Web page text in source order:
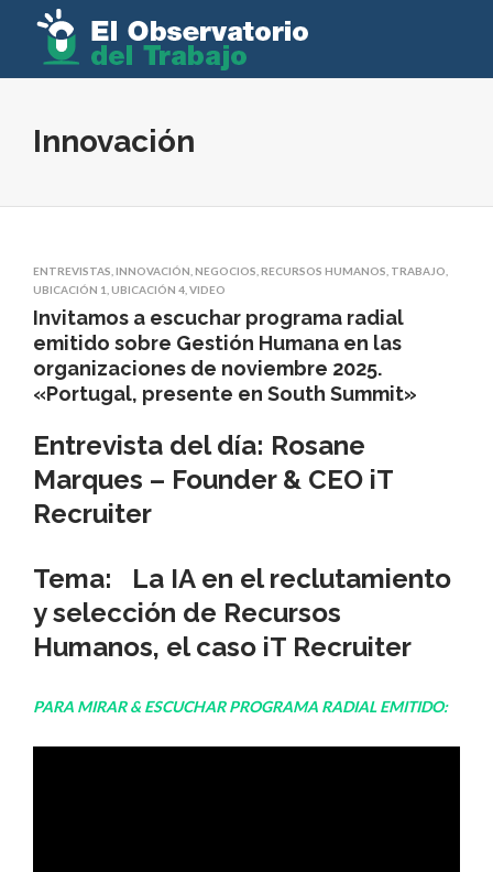
Innovación
ENTREVISTAS INNOVACIÓN NEGOCIOS RECURSOS HUMANOS TRABAJO
UBICACIÓN 1 UBICACIÓN 4 VIDEO
Invitamos a escuchar programa radial
emitido sobre Gestión Humana en las
organizaciones de noviembre 2025.
«Portugal, presente en South Summit»
Entrevista del día: Rosane
Marques – Founder & CEO iT
Recruiter
Tema: La IAen el reclutamiento
y selección de Recursos
Humanos, el caso iT Recruiter
PARA MIRAR & ESCUCHAR PROGRAMA RADIAL EMITIDO: